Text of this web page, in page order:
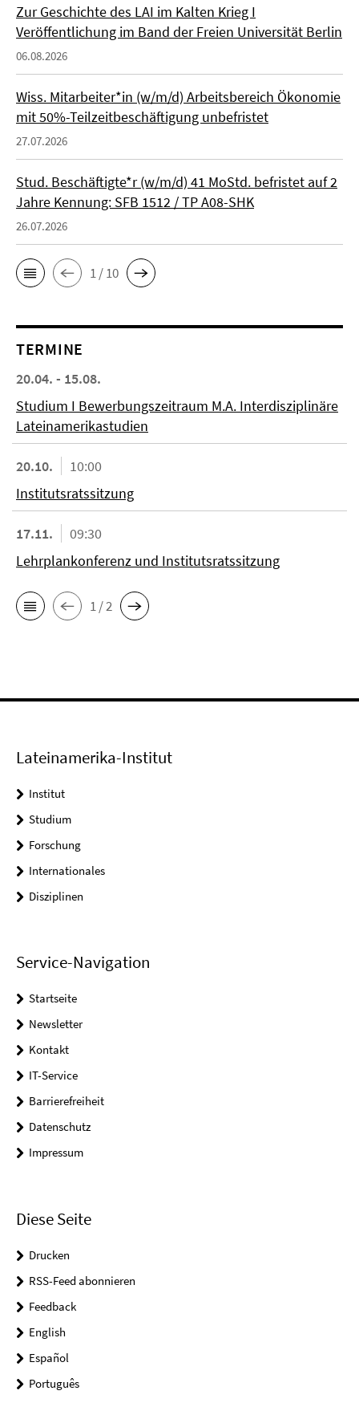
Zur Geschichte des LAI im Kalten Krieg I
Veröffentlichung im Band der Freien Universität Berlin
06.08.2026
Wiss. Mitarbeiter*in (w/m/d) Arbeitsbereich Ökonomie
mit 50%-Teilzeitbeschäftigung unbefristet
27.07.2026
Stud. Beschäftigte*r (w/m/d) 41 MoStd. befristet auf 2
Jahre Kennung: SFB 1512 / TP A08-SHK
26.07.2026
1 / 10
TERMINE
20.04. - 15.08.
Studium I Bewerbungszeitraum M.A. Interdisziplinäre
Lateinamerikastudien
20.10.
10:00
Institutsratssitzung
17.11.
09:30
Lehrplankonferenz und Institutsratssitzung
1 / 2
Lateinamerika-Institut
Institut
Studium
Forschung
Internationales
Disziplinen
Service-Navigation
Startseite
Newsletter
Kontakt
IT-Service
Barrierefreiheit
Datenschutz
Impressum
Diese Seite
Drucken
RSS-Feed abonnieren
Feedback
English
Español
Português